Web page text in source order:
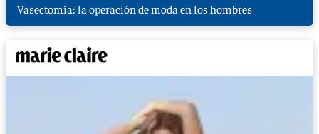
Vasectomía: la operación de moda en los hombres